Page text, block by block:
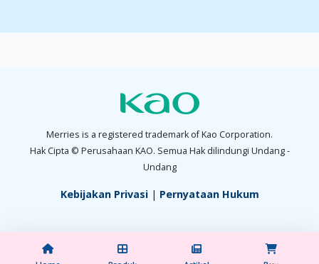
Merries is a registered trademark of Kao Corporation.
Hak Cipta © Perusahaan KAO. Semua Hak dilindungi Undang -
Undang
Kebijakan Privasi| Pernyataan Hukum